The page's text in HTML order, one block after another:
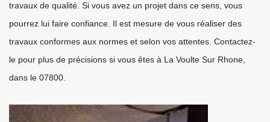
travaux de qualité. Si vous avez un projet dans ce sens, vous
pourrez lui faire confiance. Il est mesure de vous réaliser des
travaux conformes aux normes et selon vos attentes. Contactez-
le pour plus de précisions si vous êtes à La Voulte Sur Rhone,
dans le 07800.